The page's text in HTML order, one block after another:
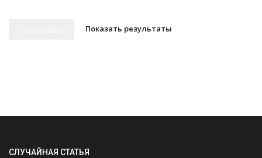
Показать результаты
СЛУЧАЙНАЯ СТАТЬЯ